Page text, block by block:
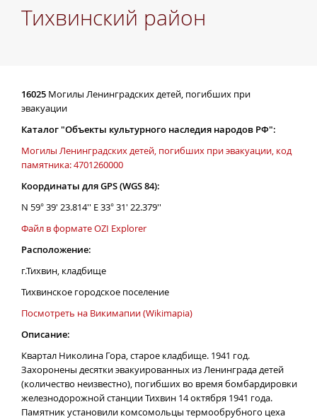
Тихвинский район
16025 Могилы Ленинградских детей, погибших при
эвакуации
Каталог "Объекты культурного наследия народов РФ":
Могилы Ленинградских детей, погибших при эвакуации, код
памятника: 4701260000
Координаты для GPS (WGS 84):
N 59° 39' 23.814'' E 33° 31' 22.379''
Файл в формате OZI Explorer
Расположение:
г.Тихвин, кладбище
Тихвинское городское поселение
Посмотреть на Викимапии (Wikimapia)
Описание:
Квартал Николина Гора, старое кладбище. 1941 год.
Захоронены десятки эвакуированных из Ленинграда детей
(количество неизвестно), погибших во время бомбардировки
железнодорожной станции Тихвин 14 октября 1941 года.
Памятник установили комсомольцы термообрубного цеха